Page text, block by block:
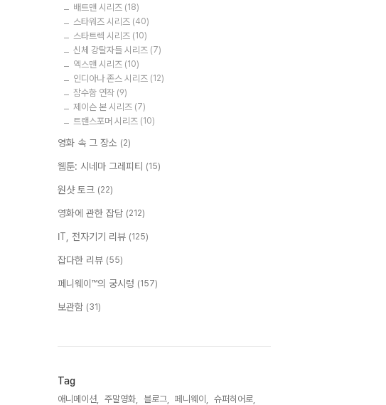
배트맨 시리즈 (18)
스타워즈 시리즈 (40)
스타트렉 시리즈 (10)
신체 강탈자들 시리즈 (7)
엑스맨 시리즈 (10)
인디아나 존스 시리즈 (12)
잠수함 연작 (9)
제이슨 본 시리즈 (7)
트랜스포머 시리즈 (10)
영화 속 그 장소 (2)
웹툰: 시네마 그레피티 (15)
원샷 토크 (22)
영화에 관한 잡담 (212)
IT, 전자기기 리뷰 (125)
잡다한 리뷰 (55)
페니웨이™의 궁시렁 (157)
보관함 (31)
Tag
애니메이션, 주말영화, 블로그, 페니웨이,
슈퍼히어로,